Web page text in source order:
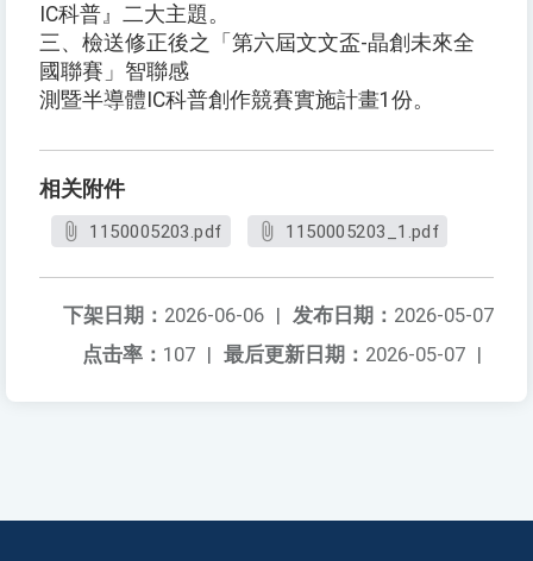
IC科普』二大主題。
三、檢送修正後之「第六屆文文盃-晶創未來全
國聯賽」智聯感
測暨半導體IC科普創作競賽實施計畫1份。
相关附件
1150005203.pdf 1150005203_1.pdf
发布日期： 2026-05-07
下架日期： 2026-06-06 |
最后更新日期： 2026-05-07 |
点击率： 107 |